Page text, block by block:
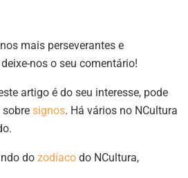
mais perseverantes e
nos o seu comentário!
artigo é do seu interesse, pode
signos. Há vários no NCultura
do zodíaco do NCultura,